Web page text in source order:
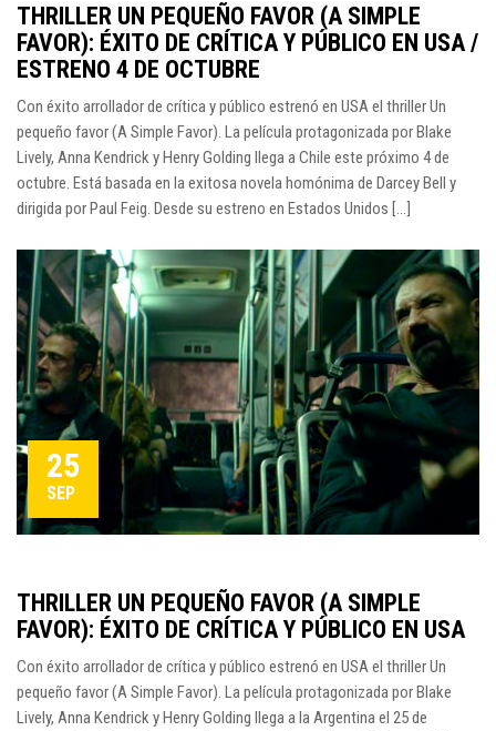
THRILLER UN PEQUEÑO FAVOR (A SIMPLE
FAVOR): ÉXITO DE CRÍTICA Y PÚBLICO EN USA /
ESTRENO 4 DE OCTUBRE
Con éxito arrollador de crítica y público estrenó en USA el thriller Un
pequeño favor (A Simple Favor). La película protagonizada por Blake
Lively, Anna Kendrick y Henry Golding llega a Chile este próximo 4 de
octubre. Está basada en la exitosa novela homónima de Darcey Bell y
dirigida por Paul Feig. Desde su estreno en Estados Unidos [...]
25
SEP
THRILLER UN PEQUEÑO FAVOR (A SIMPLE
FAVOR): ÉXITO DE CRÍTICA Y PÚBLICO EN USA
Con éxito arrollador de crítica y público estrenó en USA el thriller Un
pequeño favor (A Simple Favor). La película protagonizada por Blake
Lively, Anna Kendrick y Henry Golding llega a la Argentina el 25 de